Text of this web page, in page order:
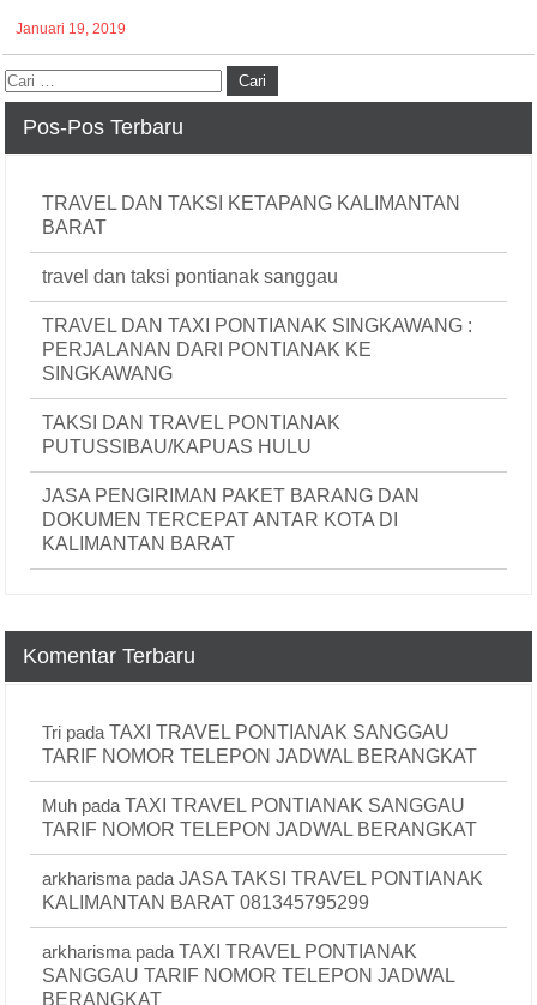
Januari 19, 2019
Pos-Pos Terbaru
TRAVEL DAN TAKSI KETAPANG KALIMANTAN
BARAT
travel dan taksi pontianak sanggau
TRAVEL DAN TAXI PONTIANAK SINGKAWANG :
PERJALANAN DARI PONTIANAK KE
SINGKAWANG
TAKSI DAN TRAVEL PONTIANAK
PUTUSSIBAU/KAPUAS HULU
JASA PENGIRIMAN PAKET BARANG DAN
DOKUMEN TERCEPAT ANTAR KOTA DI
KALIMANTAN BARAT
Komentar Terbaru
Tri padaTAXI TRAVEL PONTIANAK SANGGAU
TARIF NOMOR TELEPON JADWAL BERANGKAT
Muh padaTAXI TRAVEL PONTIANAK SANGGAU
TARIF NOMOR TELEPON JADWAL BERANGKAT
arkharisma padaJASA TAKSI TRAVEL PONTIANAK
KALIMANTAN BARAT 081345795299
arkharisma padaTAXI TRAVEL PONTIANAK
SANGGAU TARIF NOMOR TELEPON JADWAL
BERANGKAT